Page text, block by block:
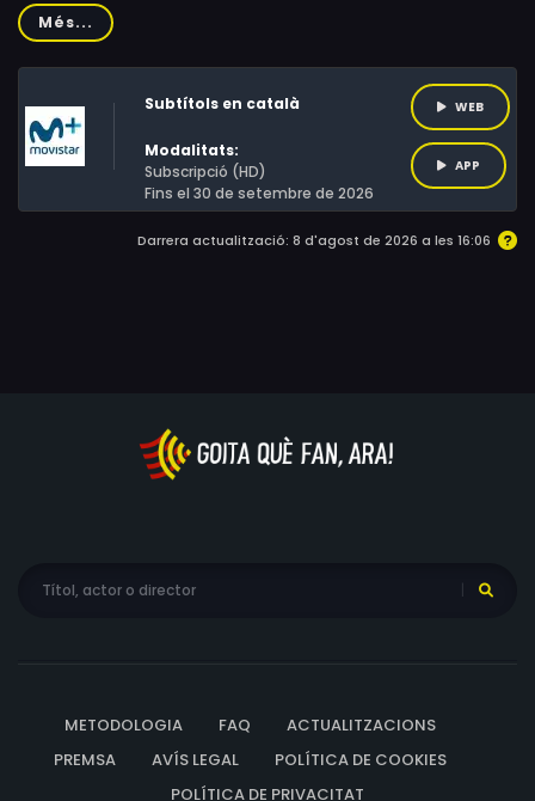
tratos. En un refugio para mujeres que, como ella,
luchan por recuperar sus vidas, Emma encontrará el
apoyo y la hermandad necesaria para salir de su
aterradora relación de pareja. Dirigida por el debutante
Éric Lamhène, "Respirando bajo el agua" explora temas
como la solidaridad, el poder de la comunidad y la
resiliencia a través del periplo de su protagonista,
interpretada por Carla Juri ("Blade Runner 2049").
Més...
Subtítols en català
Modalitats:
Subscripció (HD)
Fins el 30 de setembre de 2026
WEB
APP
Darrera actualització: 8 d'agost de 2026 a les 16:06
METODOLOGIA FAQ
ACTUALITZACIONS
PREMSA
AVÍS LEGAL
POLÍTICA DE COOKIES
POLÍTICA DE PRIVACITAT